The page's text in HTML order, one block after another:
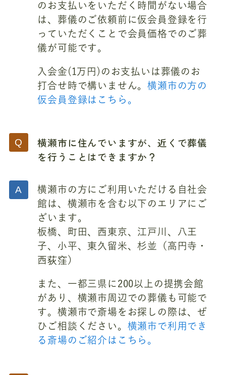
のお支払いをいただく時間がない場合
は、葬儀のご依頼前に仮会員登録を行
っていただくことで会員価格でのご葬
儀が可能です。
入会金(1万円)のお支払いは葬儀のお
打合せ時で構いません。横瀬市の方の
仮会員登録はこちら。
横瀬市に住んでいますが、近くで葬儀
を行うことはできますか？
横瀬市の方にご利用いただける自社会
館は、横瀬市を含む以下のエリアにご
ざいます。
板橋、町田、西東京、江戸川、八王
子、小平、東久留米、杉並（高円寺・
西荻窪）
また、一都三県に200以上の提携会館
があり、横瀬市周辺での葬儀も可能で
す。横瀬市で斎場をお探しの際は、ぜ
ひご相談ください。 横瀬市で利用でき
る斎場のご紹介はこちら。